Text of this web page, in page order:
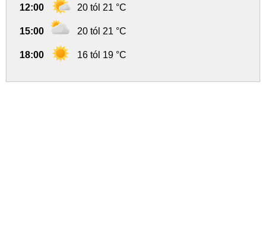
12:00 20 tól 21 °C
15:00 20 tól 21 °C
18:00 16 tól 19 °C